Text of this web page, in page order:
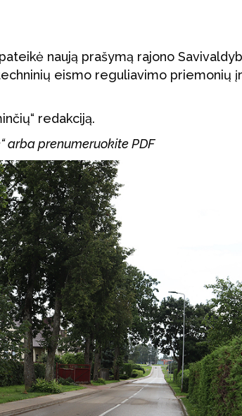
naują prašymą rajono
eismo reguliavimo priemonių
redakciją.
arba prenumeruokite PDF